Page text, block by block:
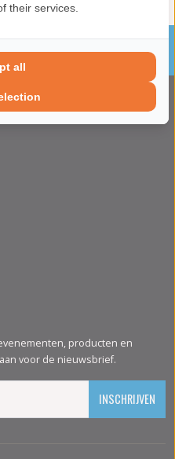
katalysatoren en
producten en
voor de nieuwsbrief.
INSCHRIJVEN
their services.
all